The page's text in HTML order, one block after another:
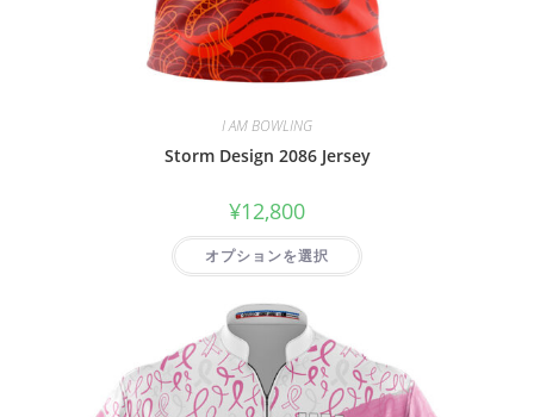
I AM BOWLING
Storm Design 2086 Jersey
¥12,800
オプションを選択